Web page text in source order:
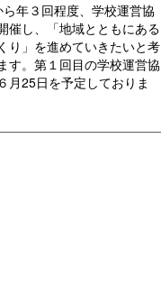
年３回程度、学校運営協
催し、「地域とともにある
り」を進めていきたいと考
す。第１回目の学校運営協
月25日を予定しておりま